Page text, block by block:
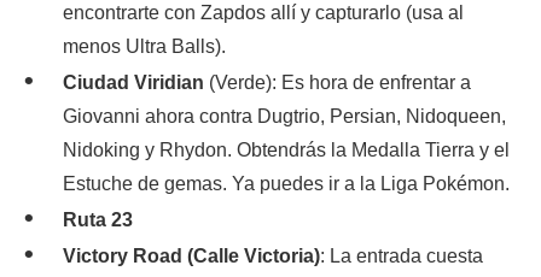
encontrarte con Zapdos allí y capturarlo (usa al
menos Ultra Balls).
Ciudad Viridian (Verde): Es hora de enfrentar a
Giovanni ahora contra Dugtrio, Persian, Nidoqueen,
Nidoking y Rhydon. Obtendrás la Medalla Tierra y el
Estuche de gemas. Ya puedes ir a la Liga Pokémon.
Ruta 23
Victory Road (Calle Victoria): La entrada cuesta